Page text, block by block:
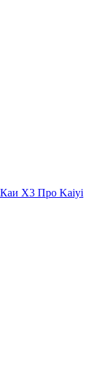
Kaiyi